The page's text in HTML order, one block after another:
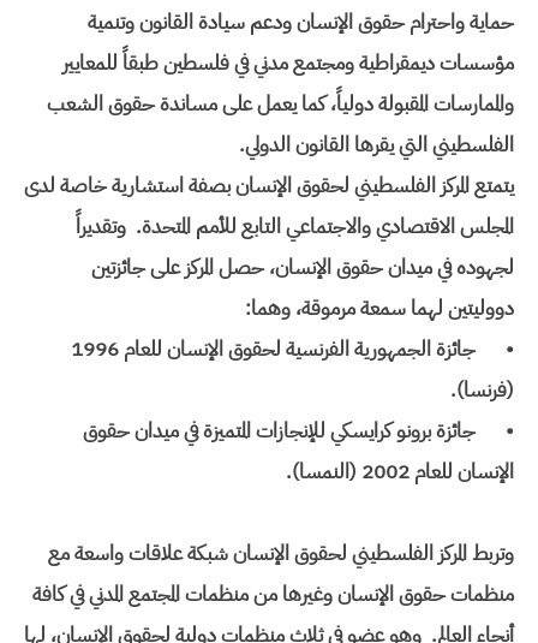
حماية واحترام حقوق الإنسان ودعم سيادة القانون وتنمية
مؤسسات ديمقراطية ومجتمع مدني في فلسطين طبقاً للمعايير
والممارسات المقبولة دولياً، كما يعمل على مساندة حقوق الشعب
الفلسطيني التي يقرها القانون الدولي.
يتمتع المركز الفلسطيني لحقوق الإنسان بصفة استشارية خاصة لدى
المجلس الاقتصادي والاجتماعي التابع للأمم المتحدة. وتقديراً
لجهوده في ميدان حقوق الإنسان، حصل المركز على جائزتين
دووليتين لهما سمعة مرموقة، وهما:
•
جائزة الجمهورية الفرنسية لحقوق الإنسان للعام 1996
(فرنسا).
•
جائزة برونو كرايسكي للإنجازات المتميزة في ميدان حقوق
الإنسان للعام 2002 (النمسا).
وتربط المركز الفلسطيني لحقوق الإنسان شبكة علاقات واسعة مع
منظمات حقوق الإنسان وغيرها من منظمات المجتمع المدني في كافة
أنحاء العالم. وهو عضو في ثلاث منظمات دولية لحقوق الإنسان، لها